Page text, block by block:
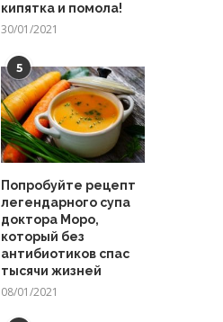
кипятка и помола!
30/01/2021
5
Попробуйте рецепт
легендарного супа
доктора Моро,
который без
антибиотиков спас
тысячи жизней
08/01/2021